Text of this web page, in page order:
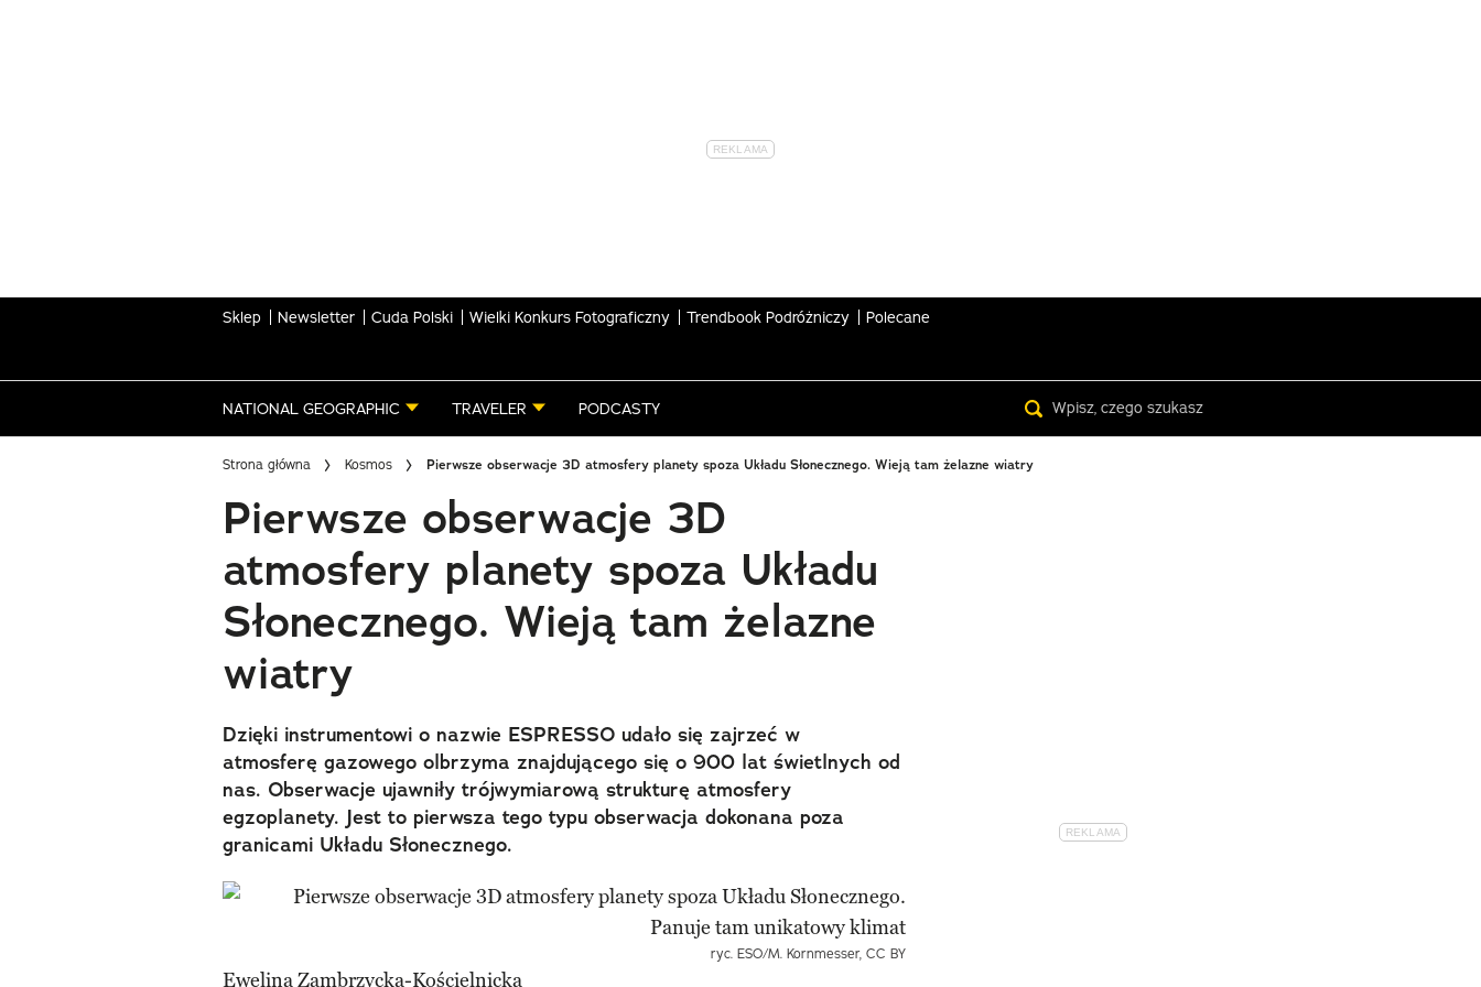
Sklep Newsletter Cuda Polski Wielki Konkurs Fotograficzny Trendbook Podróżniczy Polecane
NATIONAL GEOGRAPHIC TRAVELER PODCASTY
Strona główna Kosmos Pierwsze obserwacje 3D atmosfery planety spoza Układu Słonecznego. Wieją tam żelazne wiatry
Pierwsze obserwacje 3D
atmosfery planety spoza Układu
Słonecznego. Wieją tam żelazne
wiatry
Dzięki instrumentowi o nazwie ESPRESSO udało się zajrzeć w
atmosferę gazowego olbrzyma znajdującego się o 900 lat świetlnych od
nas. Obserwacje ujawniły trójwymiarową strukturę atmosfery
egzoplanety. Jest to pierwsza tego typu obserwacja dokonana poza
granicami Układu Słonecznego.
ryc. ESO/M. Kornmesser, CC BY
Ewelina Zambrzycka-Kościelnicka